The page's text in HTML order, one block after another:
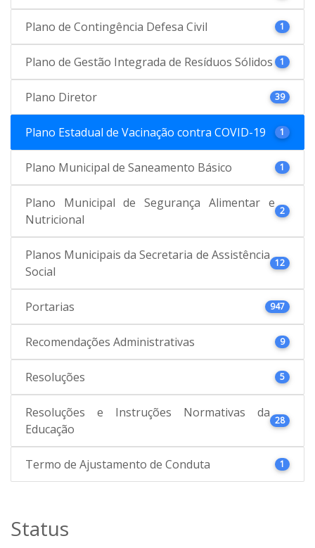
Plano de Contingência Defesa Civil 1
Plano de Gestão Integrada de Resíduos Sólidos 1
Plano Diretor 39
Plano Estadual de Vacinação contra COVID-19 1
Plano Municipal de Saneamento Básico 1
Plano Municipal de Segurança Alimentar e
Nutricional
2
Planos Municipais da Secretaria de Assistência
Social
12
Portarias 947
Recomendações Administrativas 9
Resoluções 5
Resoluções e Instruções Normativas da
Educação
28
Termo de Ajustamento de Conduta 1
Status